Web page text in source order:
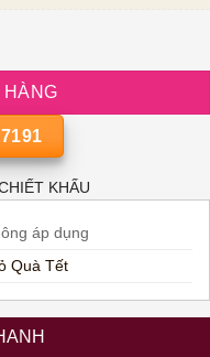
LEO Primitivo số lượng
HÀNG
KHẤU
áp dụng
Quà Tết